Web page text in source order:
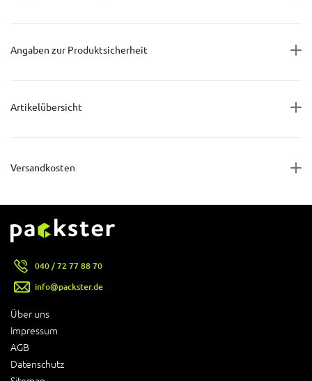
Angaben zur Produktsicherheit
Artikelübersicht
Versandkosten
Über uns
Impressum
AGB
Datenschutz
040 / 72 77 88 70
info@packster.de